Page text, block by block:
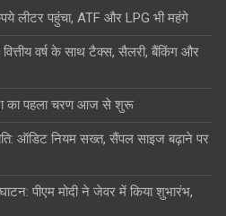
लीटर पहुंचा, ATF और LPG भी महंगे
वर्ष के साथ टैक्स, सैलरी, बैंकिंग और
का पहला चरण आज से शुरू
ऑडिट नियम सख्त, सैंपल साइज बढ़ाने पर
पीएम मोदी ने जेवर में किया शुभारंभ,